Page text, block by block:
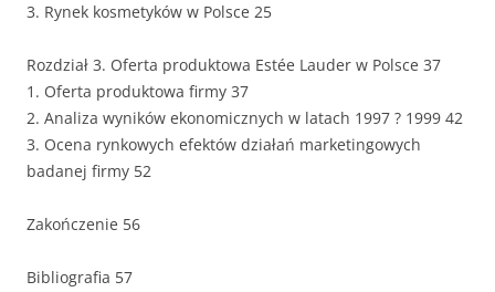
3. Rynek kosmetyków w Polsce 25
Rozdział 3. Oferta produktowa Estée Lauder w Polsce 37
1. Oferta produktowa firmy 37
2. Analiza wyników ekonomicznych w latach 1997 ? 1999 42
3. Ocena rynkowych efektów działań marketingowych
badanej firmy 52
Zakończenie 56
Bibliografia 57